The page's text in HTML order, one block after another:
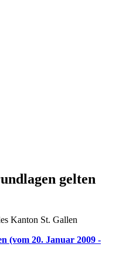
gelten
Kanton St. Gallen
(vom 20. Januar 2009 -